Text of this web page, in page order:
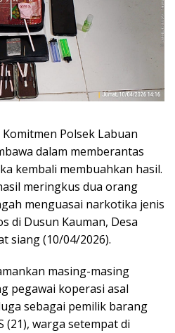
Polsek Labuan
dalam memberantas
kembali membuahkan hasil.
meringkus dua orang
menguasai narkotika jenis
di Dusun Kauman, Desa
siang (10/04/2026).
masing-masing
pegawai koperasi asal
sebagai pemilik barang
(21), warga setempat di